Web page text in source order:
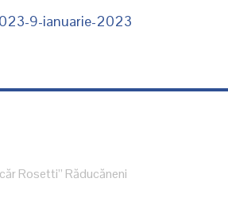
9-ianuarie-2023
Rosetti” Răducăneni